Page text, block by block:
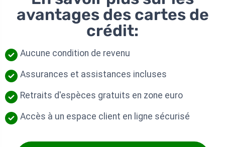
avantages des cartes de
crédit:
Aucune condition de revenu
Assurances et assistances incluses
Retraits d'espèces gratuits en zone euro
Accès à un espace client en ligne sécurisé